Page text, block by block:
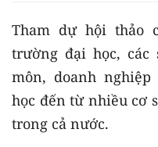
Tham dự hội thảo
trường đại học, các
môn, doanh
học đến từ nhiều cơ
trong cả nước.